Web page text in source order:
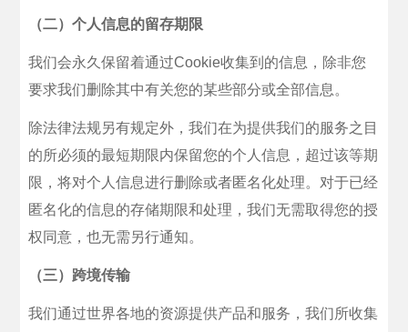
（二）个人信息的留存期限
我们会永久保留着通过Cookie收集到的信息，除非您
要求我们删除其中有关您的某些部分或全部信息。
除法律法规另有规定外，我们在为提供我们的服务之目
的所必须的最短期限内保留您的个人信息，超过该等期
限，将对个人信息进行删除或者匿名化处理。对于已经
匿名化的信息的存储期限和处理，我们无需取得您的授
权同意，也无需另行通知。
（三）跨境传输
我们通过世界各地的资源提供产品和服务，我们所收集